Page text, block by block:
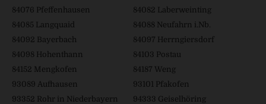
84076 Pfeffenhausen
84082 Laberweinting
84085 Langquaid
84088 Neufahrn i.Nb.
84092 Bayerbach
84097 Herrngiersdorf
84098 Hohenthann
84103 Postau
84152 Mengkofen
84187 Weng
93089 Aufhausen
93101 Pfakofen
93352 Rohr in Niederbayern
94333 Geiselhöring